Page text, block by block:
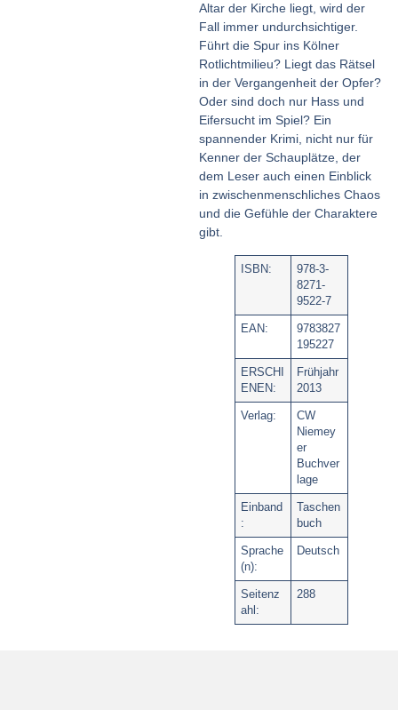
Altar der Kirche liegt, wird der
Fall immer undurchsichtiger.
Führt die Spur ins Kölner
Rotlichtmilieu? Liegt das Rätsel
in der Vergangenheit der Opfer?
Oder sind doch nur Hass und
Eifersucht im Spiel? Ein
spannender Krimi, nicht nur für
Kenner der Schauplätze, der
dem Leser auch einen Einblick
in zwischenmenschliches Chaos
und die Gefühle der Charaktere
gibt.
ISBN:
978-3-
8271-
9522-7
EAN:
9783827
195227
ERSCHI
ENEN:
Frühjahr
2013
Verlag:
CW
Niemey
er
Buchver
lage
Einband
:
Taschen
buch
Sprache
(n):
Deutsch
Seitenz
ahl:
288